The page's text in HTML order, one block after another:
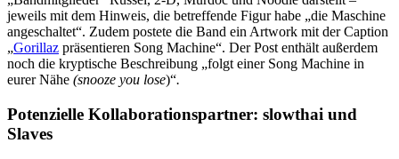
jeweils mit dem Hinweis, die betreffende Figur habe „die Maschine
angeschaltet“. Zudem postete die Band ein Artwork mit der Caption
„Gorillaz präsentieren Song Machine“. Der Post enthält außerdem
noch die kryptische Beschreibung „folgt einer Song Machine in
eurer Nähe (snooze you lose)“.
Potenzielle Kollaborationspartner: slowthai und
Slaves